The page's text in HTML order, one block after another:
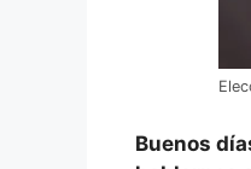
Buenos